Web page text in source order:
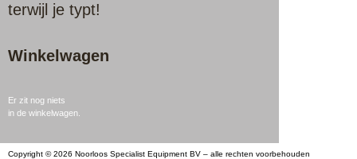
terwijl je typt!
Winkelwagen
Er zit nog niets
in de winkelwagen.
Copyright © 2026 Noorloos Specialist Equipment BV – alle rechten voorbehouden